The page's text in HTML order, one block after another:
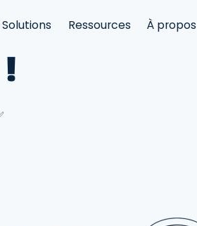
Solutions Ressources À propos